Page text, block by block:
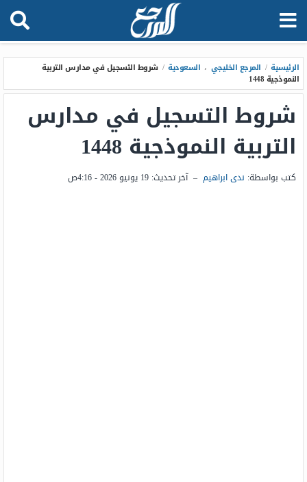
الرئيسية / المرجع الخليجي ، السعودية / شروط التسجيل في مدارس التربية
النموذجية 1448
شروط التسجيل في مدارس
التربية النموذجية 1448
كتب بواسطة: ندى ابراهيم – آخر تحديث: 19 يونيو 2026 - 4:16ص